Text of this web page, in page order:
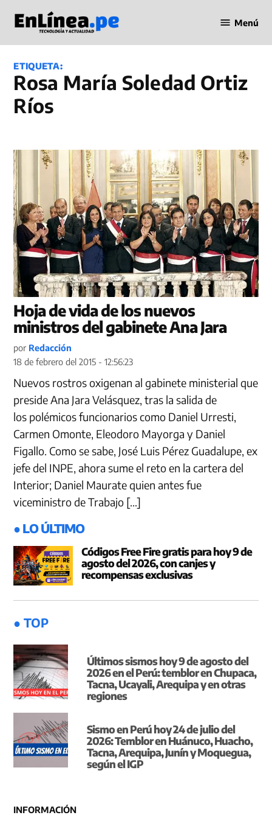
contenido
en Línea
Menú
ETIQUETA:
Rosa María Soledad Ortiz
Ríos
Hoja de vida de los nuevos
ministros del gabinete Ana Jara
por Redacción
18 de febrero del 2015 - 12:56:23
Nuevos rostros oxigenan al gabinete ministerial que
preside Ana Jara Velásquez, tras la salida de
los polémicos funcionarios como Daniel Urresti,
Carmen Omonte, Eleodoro Mayorga y Daniel
Figallo. Como se sabe, José Luis Pérez Guadalupe, ex
jefe del INPE, ahora sume el reto en la cartera del
Interior; Daniel Maurate quien antes fue
viceministro de Trabajo […]
● LO ÚLTIMO
Códigos Free Fire gratis para hoy 9 de
agosto del 2026, con canjes y
recompensas exclusivas
● TOP
Últimos sismos hoy 9 de agosto del
2026 en el Perú: temblor en Chupaca,
Tacna, Ucayali, Arequipa y en otras
regiones
Sismo en Perú hoy 24 de julio del
2026: Temblor en Huánuco, Huacho,
Tacna, Arequipa, Junín y Moquegua,
según el IGP
INFORMACIÓN